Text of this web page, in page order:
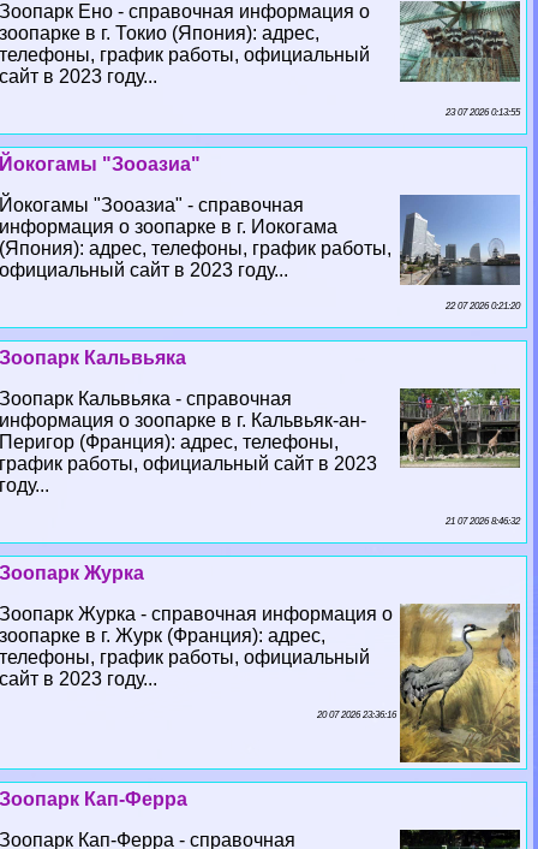
Зоопарк Ено - справочная информация о
зоопарке в г. Токио (Япония): адрес,
телефоны, график работы, официальный
сайт в 2023 году...
23 07 2026 0:13:55
Йокогамы "Зооазиа"
Йокогамы "Зооазиа" - справочная
информация о зоопарке в г. Иокогама
(Япония): адрес, телефоны, график работы,
официальный сайт в 2023 году...
22 07 2026 0:21:20
Зоопарк Кальвьяка
Зоопарк Кальвьяка - справочная
информация о зоопарке в г. Кальвьяк-ан-
Перигор (Франция): адрес, телефоны,
график работы, официальный сайт в 2023
году...
21 07 2026 8:46:32
Зоопарк Журка
Зоопарк Журка - справочная информация о
зоопарке в г. Журк (Франция): адрес,
телефоны, график работы, официальный
сайт в 2023 году...
20 07 2026 23:36:16
Зоопарк Кап-Ферра
Зоопарк Кап-Ферра - справочная